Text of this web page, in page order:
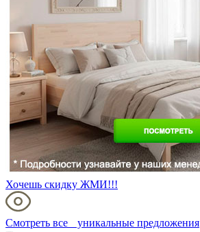
Хочешь скидку ЖМИ!!!
Смотреть все уникальные предложения